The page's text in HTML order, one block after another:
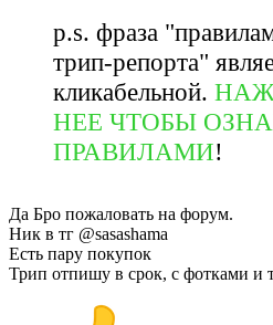
p.s. фраза
трип-репорта"
кликабельной.
НЕЕ ЧТОБЫ
ПРАВИЛАМИ!
Да Бро пожаловать на форум.
Ник в тг @sasashama
Есть пару покупок
Трип отпишу в срок, с фотками и